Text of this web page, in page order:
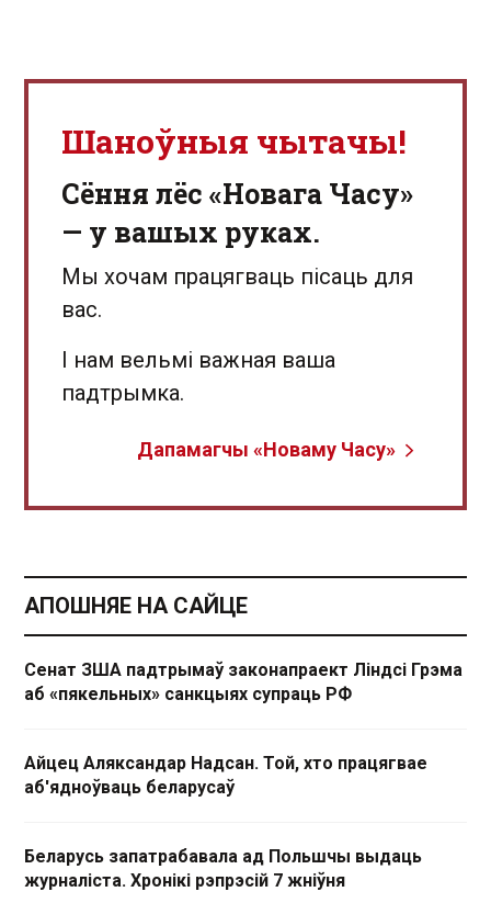
Шаноўныя чытачы!
Сёння лёс «Новага Часу»
— у вашых руках.
Мы хочам працягваць пісаць для
вас.
І нам вельмі важная ваша
падтрымка.
Дапамагчы «Новаму Часу»
АПОШНЯЕ НА САЙЦЕ
Сенат ЗША падтрымаў законапраект Ліндсі Грэма
аб «пякельных» санкцыях супраць РФ
Айцец Аляксандар Надсан. Той, хто працягвае
аб'ядноўваць беларусаў
Беларусь запатрабавала ад Польшчы выдаць
журналіста. Хронікі рэпрэсій 7 жніўня